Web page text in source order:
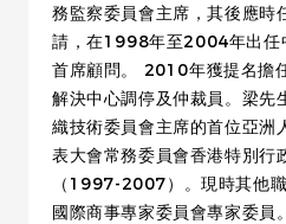
務監察委員會主席，其後應時
請，在1998年至2004年出任
首席顧問。 2010年獲提名擔
解決中心調停及仲裁員。梁先
織技術委員會主席的首位亞洲
表大會常務委員會香港特別行
（1997-2007）。現時其他
國際商事專家委員會專家委員。